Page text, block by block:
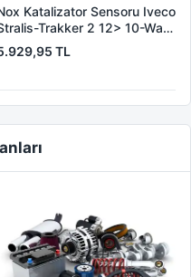
Katalizator Sensoru Iveco
Trakker 2 12> 10-Way
Euro 6 834 Mm - 5 Pin |
NOX1208 | OEM
TL